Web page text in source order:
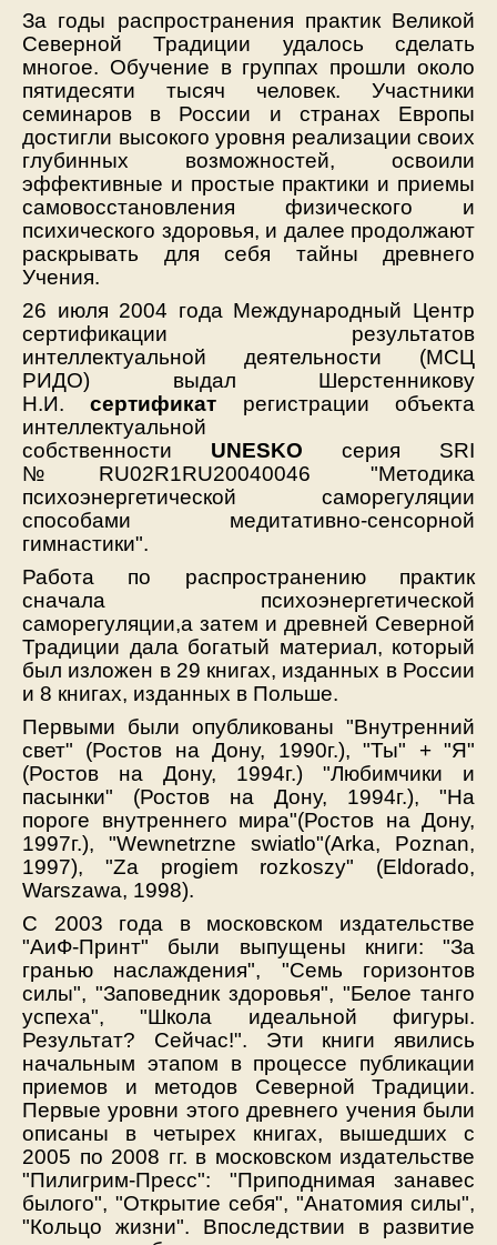
За годы распространения практик Великой
Северной Традиции удалось сделать
многое. Обучение в группах прошли около
пятидесяти тысяч человек. Участники
семинаров в России и странах Европы
достигли высокого уровня реализации своих
глубинных возможностей, освоили
эффективные и простые практики и приемы
самовосстановления физического и
психического здоровья, и далее продолжают
раскрывать для себя тайны древнего
Учения.
26 июля 2004 года Международный Центр
сертификации результатов
интеллектуальной деятельности (МСЦ
РИДО) выдал Шерстенникову
Н.И.сертификат регистрации объекта
интеллектуальной
собственности UNESKO серия SRI
№RU02R1RU20040046 "Методика
психоэнергетической саморегуляции
способами медитативно-сенсорной
гимнастики".
Работа по распространению практик
сначала психоэнергетической
саморегуляции,а затем и древней Северной
Традиции дала богатый материал, который
был изложен в 29 книгах, изданных в России
и 8 книгах, изданных в Польше.
Первыми были опубликованы "Внутренний
свет" (Ростов на Дону, 1990г.), "Ты" + "Я"
(Ростов на Дону, 1994г.) "Любимчики и
пасынки" (Ростов на Дону, 1994г.), "На
пороге внутреннего мира"(Ростов на Дону,
1997г.), "Wewnetrzne swiatlo"(Arka, Poznan,
1997), "Za progiem rozkoszy" (Eldorado,
Warszawa, 1998).
C 2003 года в московском издательстве
"АиФ-Принт" были выпущены книги: "За
гранью наслаждения", "Семь горизонтов
силы", "Заповедник здоровья", "Белое танго
успеха", "Школа идеальной фигуры.
Результат? Сейчас!". Эти книги явились
начальным этапом в процессе публикации
приемов и методов Северной Традиции.
Первые уровни этого древнего учения были
описаны в четырех книгах, вышедших c
2005 по 2008 гг. в московском издательстве
"Пилигрим-Пресс": "Приподнимая занавес
былого", "Открытие себя", "Анатомия силы",
"Кольцо жизни". Впоследствии в развитие